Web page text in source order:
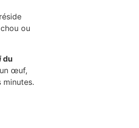
ou
du
œuf,